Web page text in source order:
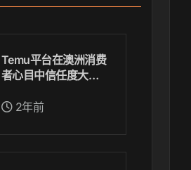
Temu平台在澳洲消费
者心目中信任度大跌
2年前